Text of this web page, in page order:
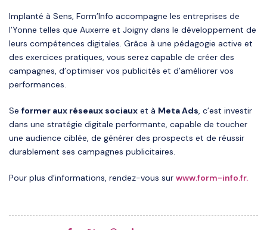
Implanté à Sens, Form’Info accompagne les entreprises de
l’Yonne telles que Auxerre et Joigny dans le développement de
leurs compétences digitales. Grâce à une pédagogie active et
des exercices pratiques, vous serez capable de créer des
campagnes, d’optimiser vos publicités et d’améliorer vos
performances.
Se former aux réseaux sociaux et à Meta Ads, c’est investir
dans une stratégie digitale performante, capable de toucher
une audience ciblée, de générer des prospects et de réussir
durablement ses campagnes publicitaires.
Pour plus d’informations, rendez-vous sur www.form-info.fr.